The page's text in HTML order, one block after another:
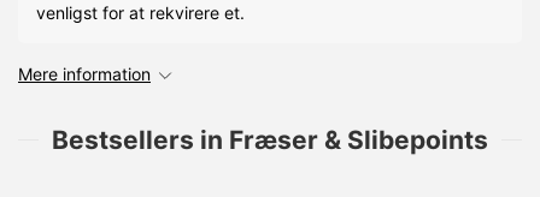
venligst for at rekvirere et.
Mere information
Bestsellers in Fræser & Slibepoints